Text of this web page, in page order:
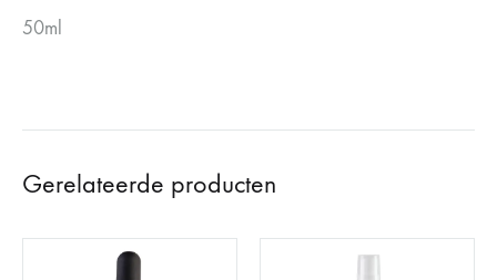
50ml
Gerelateerde producten